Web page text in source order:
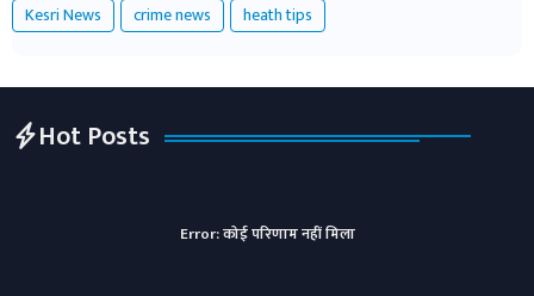
Kesri News
crime news heath tips
Hot Posts
Error:कोई परिणाम नहीं मिला